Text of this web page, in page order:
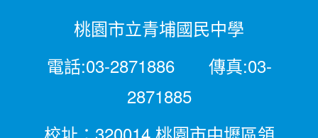
桃園市立青埔國民中學
電話:03-2871886 傳真:03-
2871885